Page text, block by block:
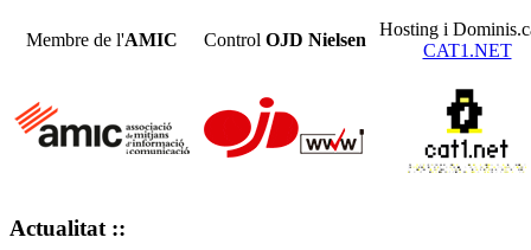
Membre de l'AMIC Control OJD Nielsen
Hosting i
CAT1.NET
Actualitat ::